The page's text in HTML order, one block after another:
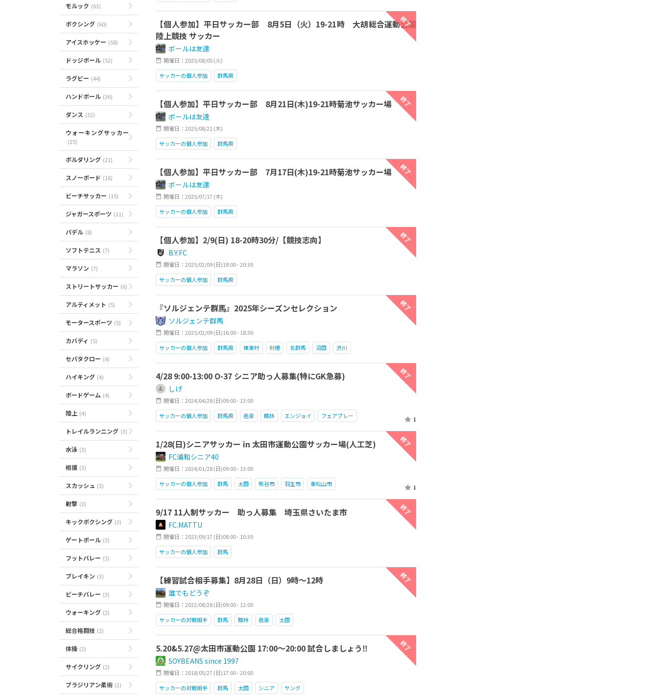
モルック (63)
ボクシング (60)
アイスホッケー (58)
ドッジボール (52)
ラグビー (44)
ハンドボール (36)
ダンス (32)
ウォーキングサッカー
(25)
ボルダリング (21)
スノーボード (16)
ビーチサッカー (15)
ジャガースポーツ (11)
パデル (8)
ソフトテニス (7)
マラソン (7)
ストリートサッカー (6)
アルティメット (5)
モータースポーツ (5)
カバディ (5)
セパタクロー (4)
ハイキング (4)
ボードゲーム (4)
陸上 (4)
トレイルランニング (3)
水泳 (3)
相撲 (3)
スカッシュ (3)
射撃 (3)
キックボクシング (3)
ゲートボール (3)
フットバレー (3)
ブレイキン (3)
ビーチバレー (3)
ウォーキング (2)
総合格闘技 (2)
体操 (2)
サイクリング (2)
ブラジリアン柔術 (2)
【個人参加】平日サッカー部 8月5日（火）19-21時 大胡総合運動公園
陸上競技 サッカー
ボールは友達
終了
開催日：2025/08/05 (火)
サッカーの個人参加
群馬県
【個人参加】平日サッカー部 8月21日(木)19-21時菊池サッカー場
ボールは友達
終了
開催日：2025/08/21 (木)
サッカーの個人参加
群馬県
【個人参加】平日サッカー部 7月17日(木)19-21時菊池サッカー場
ボールは友達
終了
開催日：2025/07/17 (木)
サッカーの個人参加
群馬県
【個人参加】2/9(日) 18-20時30分/【競技志向】
B.Y.FC
終了
開催日：2025/02/09 (日)18:00 - 20:30
サッカーの個人参加
群馬県
『ソルジェンテ群馬』2025年シーズンセレクション
ソルジェンテ群馬
終了
開催日：2025/02/09 (日)16:00 - 18:30
サッカーの個人参加
群馬県 榛東村 利根 北群馬 沼田
渋川
GK大募集
お気軽に
4/28 9:00-13:00 O-37 シニア助っ人募集(特にGK急募)
しげ
終了
開催日：2024/04/28 (日)09:00 - 13:00
サッカーの個人参加
群馬県 邑楽 館林 エンジョイ フェアプレー 1
1/28(日)シニアサッカー in 太田市運動公園サッカー場(人工芝)
FC浦和シニア40
終了
開催日：2024/01/28 (日)09:00 - 13:00
サッカーの個人参加
群馬 太田 熊谷市 羽生市 東松山市 1
9/17 11人制サッカー 助っ人募集 埼玉県さいたま市
FC.MATTU
終了
開催日：2023/09/17 (日)08:00 - 10:30
サッカーの個人参加
群馬
【練習試合相手募集】8月28日（日）9時〜12時
誰でもどうぞ
終了
開催日：2022/08/28 (日)09:00 - 12:00
サッカーの対戦相手
群馬 館林 邑楽 太田
5.20&5.27@太田市運動公園 17:00〜20:00 試合しましょう‼︎
SOYBEANS since 1997
終了
開催日：2018/05/27 (日)17:00 - 20:00
サッカーの対戦相手
群馬 太田 シニア ヤング